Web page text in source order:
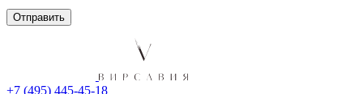
+7 (495) 445-45-18